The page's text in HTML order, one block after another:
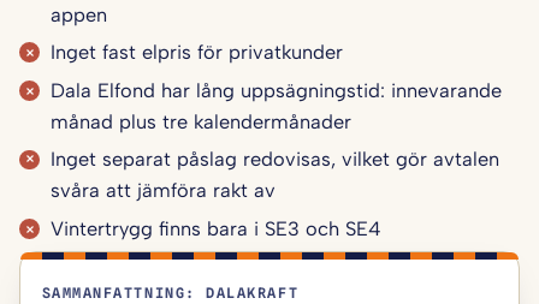
appen
Inget fast elpris för privatkunder
Dala Elfond har lång uppsägningstid: innevarande
månad plus tre kalendermånader
Inget separat påslag redovisas, vilket gör avtalen
svåra att jämföra rakt av
Vintertrygg finns bara i SE3 och SE4
SAMMANFATTNING: DALAKRAFT